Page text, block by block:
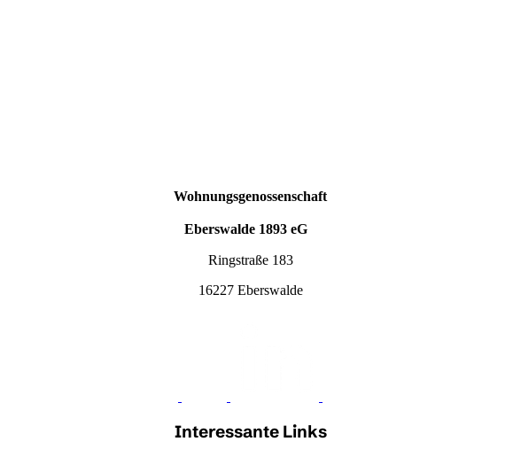
Wohnungsgenossenschaft
Eberswalde 1893 eG
Ringstraße 183
16227 Eberswalde
Interessante Links